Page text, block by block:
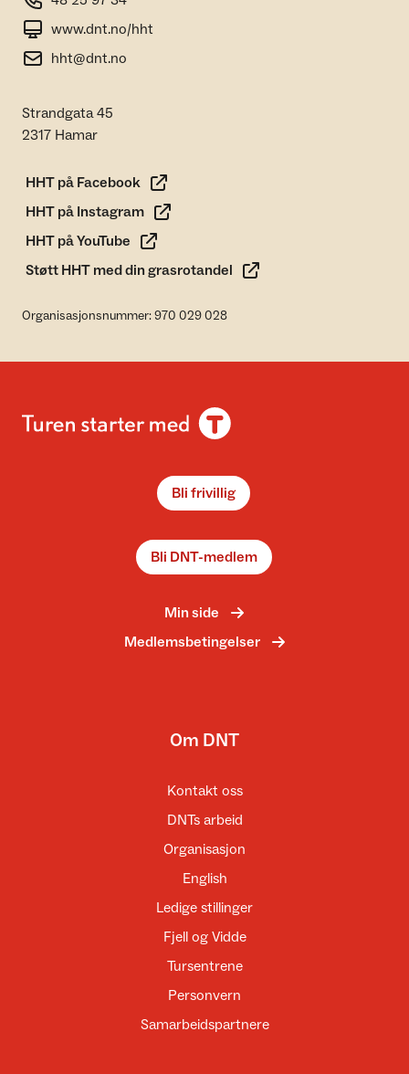
www.dnt.no/hht
hht@dnt.no
Strandgata 45
2317 Hamar
HHT på Facebook
HHT på Instagram
HHT på YouTube
Støtt HHT med din grasrotandel
Organisasjonsnummer: 970 029 028
Bli frivillig
Bli DNT-medlem
Min side
Medlemsbetingelser
Om DNT
Kontakt oss
DNTs arbeid
Organisasjon
English
Ledige stillinger
Fjell og Vidde
Tursentrene
Personvern
Samarbeidspartnere